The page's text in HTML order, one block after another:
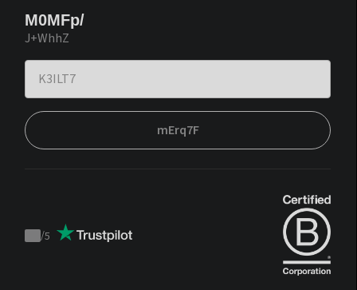
M0MFp/
J+WhhZ
mErq7F
Trustpilot
/5